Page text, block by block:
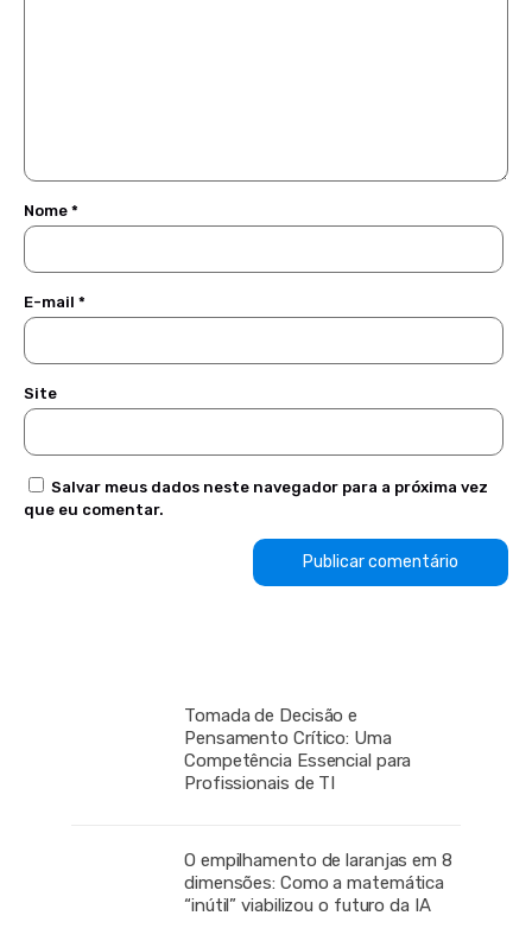
Nome *
E-mail *
Site
Salvar meus dados neste navegador para a próxima vez
que eu comentar.
Tomada de Decisão e
Pensamento Crítico: Uma
Competência Essencial para
Profissionais de TI
O empilhamento de laranjas em 8
dimensões: Como a matemática
“inútil” viabilizou o futuro da IA